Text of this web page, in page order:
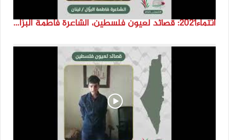
انتماء2021: قصائد لعيون فلسطين، الشاعرة فاطمة البزّال، لبنان